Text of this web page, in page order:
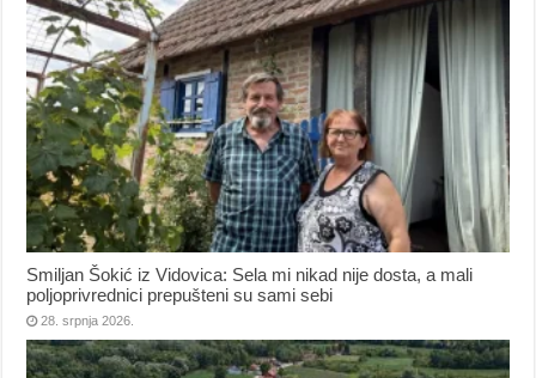
Smiljan Šokić iz Vidovica: Sela mi nikad nije dosta, a mali
poljoprivrednici prepušteni su sami sebi
28. srpnja 2026.